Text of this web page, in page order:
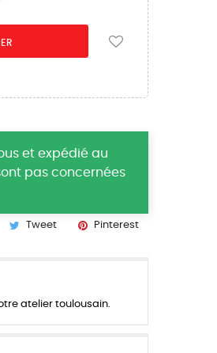
et expédié au
pas concernées
Tweet Pinterest
atelier toulousain.